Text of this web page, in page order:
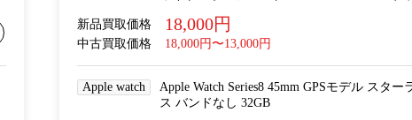
新品買取価格 18,000円
中古買取価格 18,000円〜13,000円
Apple watch
Apple Watch Series8 45mm GPSモデル スタ
ス バンドなし 32GB